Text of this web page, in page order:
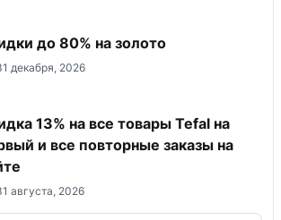
до 80% на золото
декабря, 2026
13% на все товары Tefal на
и все повторные заказы на
августа, 2026